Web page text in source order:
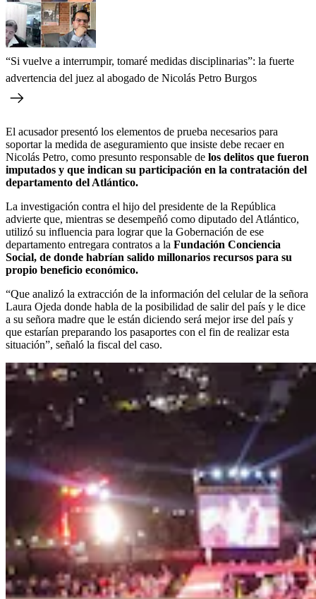
“Si vuelve a interrumpir, tomaré medidas disciplinarias”: la fuerte
advertencia del juez al abogado de Nicolás Petro Burgos
El acusador presentó los elementos de prueba necesarios para
soportar la medida de aseguramiento que insiste debe recaer en
Nicolás Petro, como presunto responsable de los delitos que fueron
imputados y que indican su participación en la contratación del
departamento del Atlántico.
La investigación contra el hijo del presidente de la República
advierte que, mientras se desempeñó como diputado del Atlántico,
utilizó su influencia para lograr que la Gobernación de ese
departamento entregara contratos a la Fundación Conciencia
Social, de donde habrían salido millonarios recursos para su
propio beneficio económico.
“Que analizó la extracción de la información del celular de la señora
Laura Ojeda donde habla de la posibilidad de salir del país y le dice
a su señora madre que le están diciendo será mejor irse del país y
que estarían preparando los pasaportes con el fin de realizar esta
situación”, señaló la fiscal del caso.